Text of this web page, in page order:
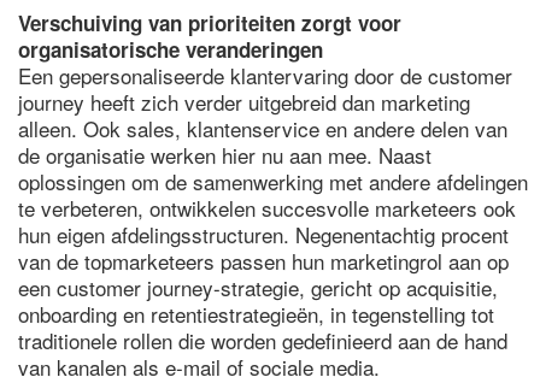
Verschuiving van prioriteiten zorgt voor
organisatorische veranderingen
Een gepersonaliseerde klantervaring door de customer
journey heeft zich verder uitgebreid dan marketing
alleen. Ook sales, klantenservice en andere delen van
de organisatie werken hier nu aan mee. Naast
oplossingen om de samenwerking met andere afdelingen
te verbeteren, ontwikkelen succesvolle marketeers ook
hun eigen afdelingsstructuren. Negenentachtig procent
van de topmarketeers passen hun marketingrol aan op
een customer journey-strategie, gericht op acquisitie,
onboarding en retentiestrategieën, in tegenstelling tot
traditionele rollen die worden gedefinieerd aan de hand
van kanalen als e-mail of sociale media.